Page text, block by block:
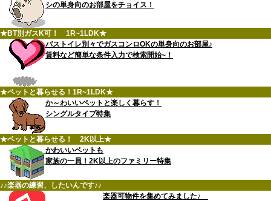
シの単身向のお部屋をチョイス！
★BT別ガスK可！ 1R~1LDK★
バストイレ別々でガスコンロOKの単身向のお部屋♪
賃料など簡単な条件入力で検索開始~！
★ペットと暮らせる！1R~1LDK★
か～わいいペットと楽しく暮らす！
シングルタイプ特集
★ペットと暮らせる！ 2K以上★
かわいいペットも
家族の一員！2K以上のファミリー特集
♪♪楽器の練習、したいんです♪♪
楽器可物件を集めてみました♪